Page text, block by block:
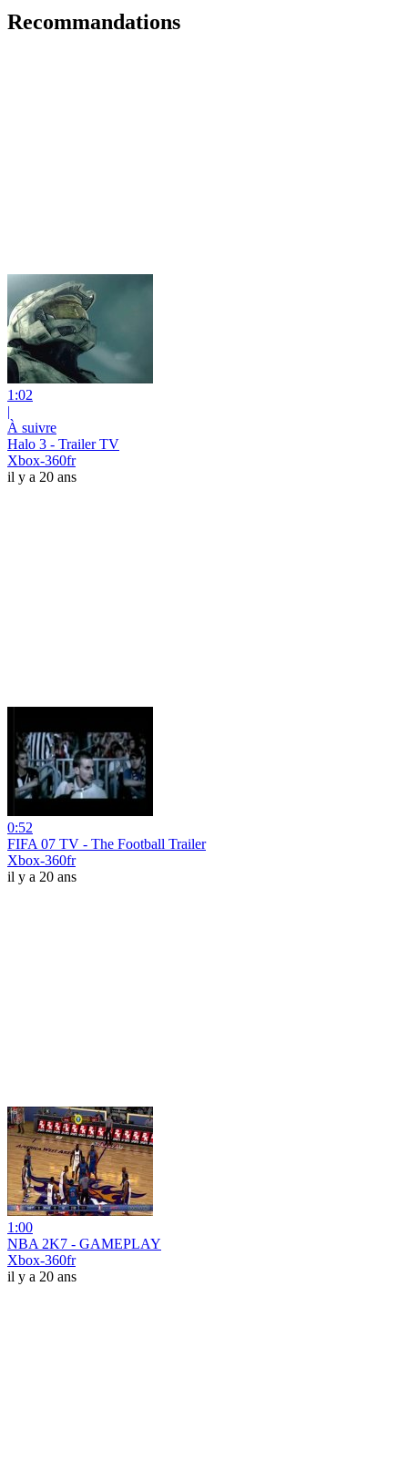
Recommandations
1:02
|
À suivre
Halo 3 - Trailer TV
Xbox-360fr
il y a 20 ans
0:52
FIFA 07 TV - The Football Trailer
Xbox-360fr
il y a 20 ans
1:00
NBA 2K7 - GAMEPLAY
Xbox-360fr
il y a 20 ans